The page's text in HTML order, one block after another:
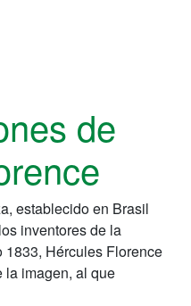
de
establecido en Brasil
inventores de la
1833, Hércules Florence
la imagen, al que